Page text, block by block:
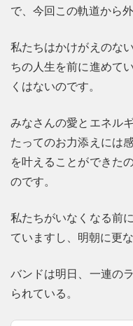
で、今回この軌道から
私たちはかけがえのな
ちの人生を前に進めて
くはないのです。
みなさんの愛とエネル
たってのお力添えには
を叶えることができた
のです。
私たちがいなくなる前
ていますし、明朝に更
バンドは明日、一連の
られている。